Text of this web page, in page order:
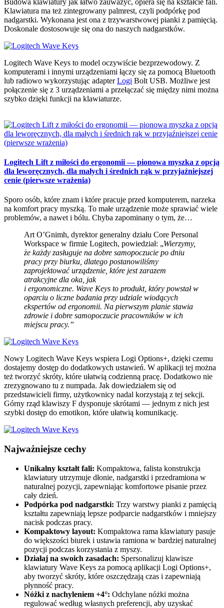
Budowa klawiatury jak łatwo zauważyć, opiera się na kształcie fali.
Klawiatura ma też zintegrowany palmrest, czyli podpórkę pod
nadgarstki. Wykonana jest ona z trzywarstwowej pianki z pamięcią.
Doskonale dostosowuje się ona do naszych nadgarstków.
Logitech Wave Keys to model oczywiście bezprzewodowy. Z
komputerami i innymi urządzeniami łączy się za pomocą Bluetooth
lub radiowo wykorzystując adapterLogi Bolt USB. Możliwe jest
połączenie się z 3 urządzeniami a przełączać się między nimi można
szybko dzięki funkcji na klawiaturze.
Logitech Lift z miłości do ergonomii — pionowa myszka z opcją
dla leworęcznych, dla małych i średnich rąk w przyjaźniejszej
cenie (pierwsze wrażenia)
Sporo osób, które znam i które pracuje przed komputerem, narzeka
na komfort pracy myszką. To małe urządzenie może sprawiać wiele
problemów, a nawet i bólu. Chyba zapominany o tym, że…
Art O’Gnimh, dyrektor generalny działu Core Personal
Workspace w firmie Logitech, powiedział: „Wierzymy,
że każdy zasługuje na dobre samopoczucie po dniu
pracy przy biurku, dlatego postanowiliśmy
zaprojektować urządzenie, które jest zarazem
atrakcyjne dla oka, jak
i ergonomiczne. Wave Keys to produkt, który powstał w
oparciu o liczne badania przy udziale wiodących
ekspertów od ergonomii. Na pierwszym planie stawia
zdrowie i dobre samopoczucie pracowników w ich
miejscu pracy.”
Nowy Logitech Wave Keys wspiera Logi Options+, dzięki czemu
dostajemy dostęp do dodatkowych ustawień. W aplikacji tej można
też tworzyć skróty, które ułatwią codzienną pracę. Dodatkowo nie
zrezygnowano tu z numpada. Jak dowiedziałem się od
przedstawicieli firmy, użytkownicy nadal korzystają z tej sekcji.
Górny rząd klawiszy F dysponuje skrótami — jednym z nich jest
szybki dostęp do emotikon, które ułatwią komunikację.
Najważniejsze cechy
Unikalny kształt fali: Kompaktowa, falista konstrukcja
klawiatury utrzymuje dłonie, nadgarstki i przedramiona w
naturalnej pozycji, zapewniając komfortowe pisanie przez
cały dzień.
Podpórka pod nadgarstki: Trzy warstwy pianki z pamięcią
kształtu zapewniają lepsze podparcie nadgarstków i mniejszy
nacisk podczas pracy.
Kompaktowy layout: Kompaktowa rama klawiatury pasuje
do większości biurek i ustawia ramiona w bardziej naturalnej
pozycji podczas korzystania z myszy.
Działaj na swoich zasadach: Spersonalizuj klawisze
klawiatury Wave Keys za pomocą aplikacji Logi Options+,
aby tworzyć skróty, które oszczędzają czas i zapewniają
płynność pracy.
Nóżki z nachyleniem +4°: Odchylane nóżki można
regulować według własnych preferencji, aby uzyskać